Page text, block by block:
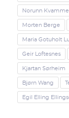
Norunn
Morten Berge
Maria Gotuholt
Geir Loftesnes
Kjartan Sørheim
Bjørn Wang
Egil Elling